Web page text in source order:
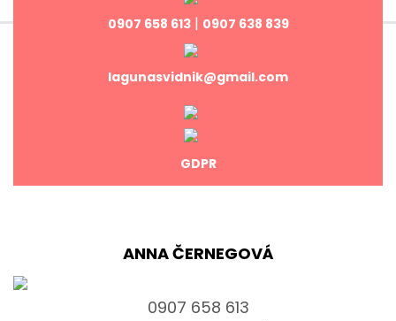
0907 658 613| 0907 638 839
lagunasvidnik@gmail.com
GDPR
ANNA ČERNEGOVÁ
0907 658 613